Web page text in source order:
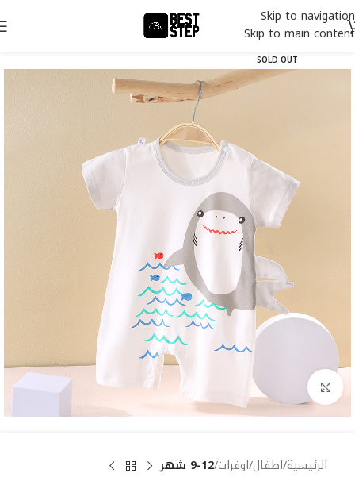
Skip to navigation
Skip to main content
SOLD OUT
Click to enlarge
الرئيسية اطفال اوفرات 9-12 شهر